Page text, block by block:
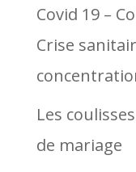
Covid 19 –
Crise
Les
de mariage